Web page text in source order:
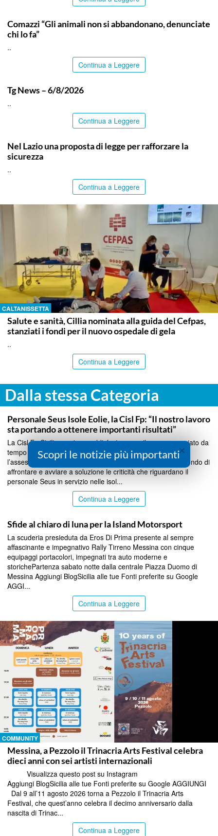
Comazzi “Gli animali non si abbandonano, denunciate
chi lo fa”
..
Continua a Leggere
Tg News – 6/8/2026
..
Continua a Leggere
Nel Lazio una proposta di legge per rafforzare la
sicurezza
..
Continua a Leggere
CALTANISSETTA
Salute e sanità, Cillia nominata alla guida del Cefpas,
stanziati i fondi per il nuovo ospedale di gela
..
Continua a Leggere
Dalla stessa Categoria
COMMUNITY
Personale Seus Isole Eolie, la Cisl Fp: “Il nostro lavoro
sta portando a ottenere importanti risultati”
La Cisl Fp Sicilia esprime soddisfazione per il percorso avviato da
tempo con l’assessore alla Salute, Marcello Caruso, e con
l’assessore ai Trasporti, Alessandro Aricò, che sta consentendo di
affrontare e avviare a soluzione le criticità che riguardano il
personale Seus in servizio nelle isol...
Continua a Leggere
Sfide al chiaro di luna per la Island Motorsport
La scuderia presieduta da Eros Di Prima presente al sempre
affascinante e impegnativo Rally Tirreno Messina con cinque
equipaggi portacolori, impegnati tra auto moderne e
storichePartenza sabato notte dalla centrale Piazza Duomo di
Messina Aggiungi BlogSicilia alle tue Fonti preferite su Google
AGGI...
Continua a Leggere
COMMUNITY
Messina, a Pezzolo il Trinacria Arts Festival celebra
dieci anni con sei artisti internazionali
Visualizza questo post su Instagram
Aggiungi BlogSicilia alle tue Fonti preferite su Google AGGIUNGI
Dal 9 all’11 agosto 2026 torna a Pezzolo il Trinacria Arts
Festival, che quest’anno celebra il decimo anniversario dalla
nascita di Trinac...
Continua a Leggere
×
Scopri le notizie più importanti